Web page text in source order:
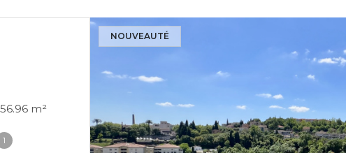
NOUVEAUTÉ
Appartement 3 pièce(s) 2 chambre(s) 56.96 m²
1